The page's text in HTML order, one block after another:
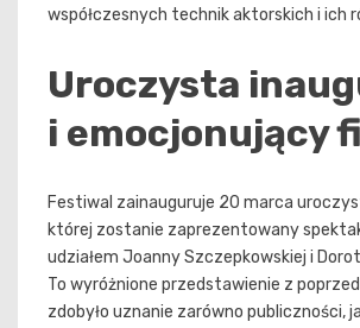
współczesnych technik aktorskich i ich
Uroczysta
i emocjonujący
Festiwal zainauguruje 20 marca
której zostanie zaprezentowany
udziałem Joanny Szczepkowskiej i
To wyróżnione przedstawienie z
zdobyło uznanie zarówno publiczności,